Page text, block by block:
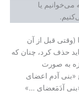
یا
از آن
چنان که
اعضای
…»